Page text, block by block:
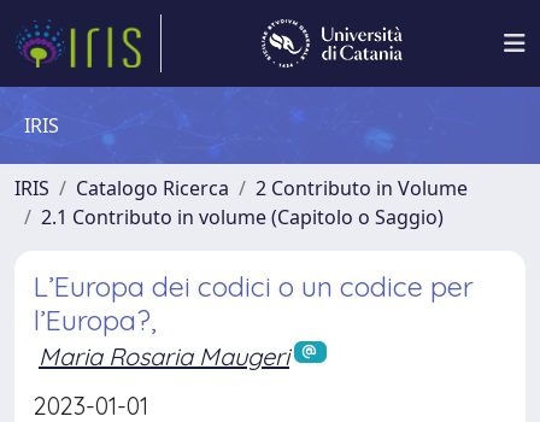
IRIS
IRIS Catalogo Ricerca
2 Contributo in Volume
2.1 Contributo in volume (Capitolo o Saggio)
L’Europa dei codici o un codice per
l’Europa?,
Maria Rosaria Maugeri
2023-01-01